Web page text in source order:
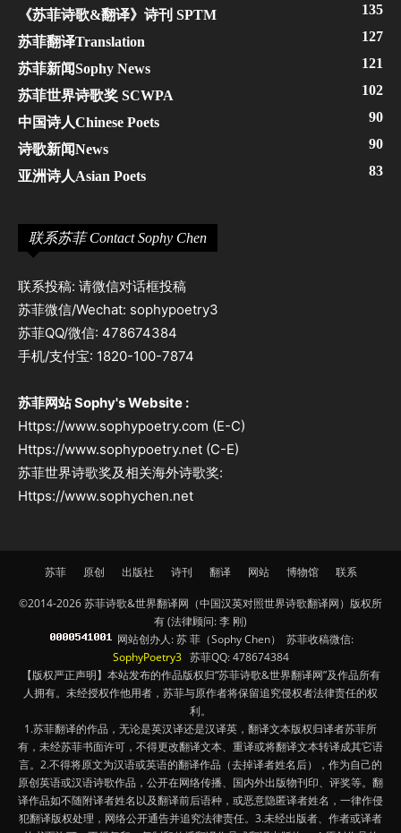
《苏菲诗歌&翻译》诗刊 SPTM 135
苏菲翻译Translation 127
苏菲新闻Sophy News 121
苏菲世界诗歌奖 SCWPA 102
中国诗人Chinese Poets 90
诗歌新闻News 90
亚洲诗人Asian Poets 83
联系苏菲 Contact Sophy Chen
联系投稿: 请微信对话框投稿
苏菲微信/Wechat: sophypoetry3
苏菲QQ/微信: 478674384
手机/支付宝: 1820-100-7874
苏菲网站 Sophy's Website :
Https://www.sophypoetry.com (E-C)
Https://www.sophypoetry.net (C-E)
苏菲世界诗歌奖及相关海外诗歌奖:
Https://www.sophychen.net
苏菲 原创 出版社 诗刊 翻译 网站 博物馆 联系
©2014-2026 苏菲诗歌&世界翻译网（中国汉英对照世界诗歌翻译网）版权所
有 (法律顾问: 李 刚)
网站创办人: 苏 菲（Sophy Chen） 苏菲收稿微信:
SophyPoetry3苏菲QQ: 478674384
【版权严正声明】本站发布的作品版权归“苏菲诗歌&世界翻译网”及作品所有
人拥有。未经授权作他用者，苏菲与原作者将保留追究侵权者法律责任的权
利。
1.苏菲翻译的作品，无论是英汉译还是汉译英，翻译文本版权归译者苏菲所
有，未经苏菲书面许可，不得更改翻译文本、重译或将翻译文本转译成其它语
言。2.不得将原文为汉语或英语的翻译作品（去掉译者姓名后），作为自己的
原创英语或汉语诗歌作品，公开在网络传播、国内外出版物刊印、评奖等。翻
译作品如不随附译者姓名以及翻译前后语种，或恶意隐匿译者姓名，一律作侵
犯翻译版权处理，网络公开通告并追究法律责任。3.未经出版者、作者或译者